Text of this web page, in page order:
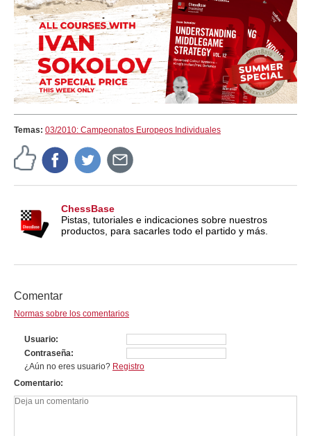
Temas: 03/2010: Campeonatos Europeos Individuales
ChessBase
Pistas, tutoriales e indicaciones sobre nuestros
productos, para sacarles todo el partido y más.
Comentar
Normas sobre los comentarios
Usuario
Contraseña
¿Aún no eres usuario? Registro
Comentario